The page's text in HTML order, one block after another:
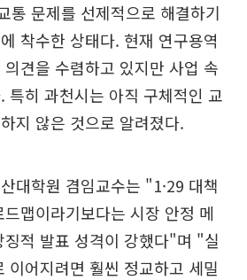
통 문제를 선제적으로 해결하기
착수한 상태다. 현재 연구용역
견을 수렴하고 있지만 사업 속
특히 과천시는 아직 구체적인 교
지 않은 것으로 알려졌다.
대학원 겸임교수는 "1·29 대책
맵이라기보다는 시장 안정 메
적 발표 성격이 강했다"며 "실
이어지려면 훨씬 정교하고 세밀